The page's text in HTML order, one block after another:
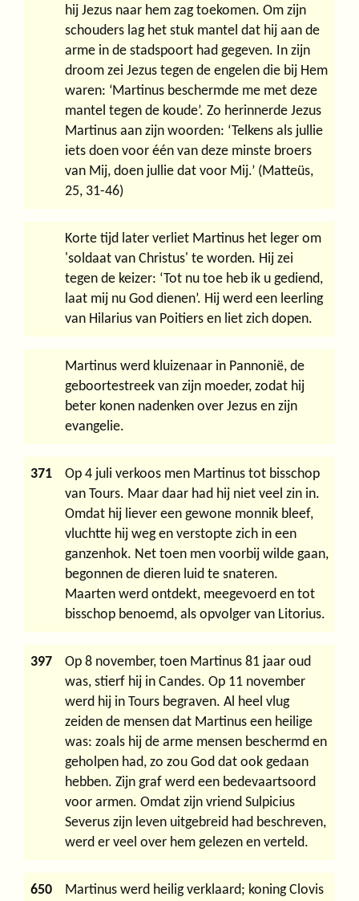
hij Jezus naar hem zag toekomen. Om zijn
schouders lag het stuk mantel dat hij aan de
arme in de stadspoort had gegeven. In zijn
droom zei Jezus tegen de engelen die bij Hem
waren: ‘Martinus beschermde me met deze
mantel tegen de koude’. Zo herinnerde Jezus
Martinus aan zijn woorden: ‘Telkens als jullie
iets doen voor één van deze minste broers
van Mij, doen jullie dat voor Mij.’ (Matteüs,
25, 31-46)
Korte tijd later verliet Martinus het leger om
'soldaat van Christus' te worden. Hij zei
tegen de keizer: ‘Tot nu toe heb ik u gediend,
laat mij nu God dienen’. Hij werd een leerling
van Hilarius van Poitiers en liet zich dopen.
Martinus werd kluizenaar in Pannonië, de
geboortestreek van zijn moeder, zodat hij
beter konen nadenken over Jezus en zijn
evangelie.
371
Op 4 juli verkoos men Martinus tot bisschop
van Tours. Maar daar had hij niet veel zin in.
Omdat hij liever een gewone monnik bleef,
vluchtte hij weg en verstopte zich in een
ganzenhok. Net toen men voorbij wilde gaan,
begonnen de dieren luid te snateren.
Maarten werd ontdekt, meegevoerd en tot
bisschop benoemd, als opvolger van Litorius.
397
Op 8 november, toen Martinus 81 jaar oud
was, stierf hij in Candes. Op 11 november
werd hij in Tours begraven. Al heel vlug
zeiden de mensen dat Martinus een heilige
was: zoals hij de arme mensen beschermd en
geholpen had, zo zou God dat ook gedaan
hebben. Zijn graf werd een bedevaartsoord
voor armen. Omdat zijn vriend Sulpicius
Severus zijn leven uitgebreid had beschreven,
werd er veel over hem gelezen en verteld.
650
Martinus werd heilig verklaard; koning Clovis